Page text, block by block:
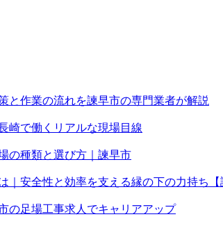
と作業の流れを諫早市の専門業者が解説
崎で働くリアルな現場目線
の種類と選び方｜諫早市
｜安全性と効率を支える縁の下の力持ち【
の足場工事求人でキャリアアップ